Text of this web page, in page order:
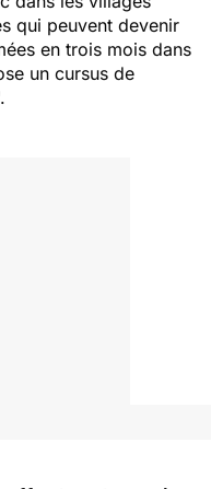
qui peuvent devenir
en trois mois dans
un cursus de